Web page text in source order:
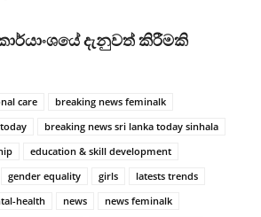
දැනුවත් කිරීමකි
care
breaking news feminalk
breaking news sri lanka today sinhala
education & skill development
gender equality girls
latests trends
health news
news feminalk